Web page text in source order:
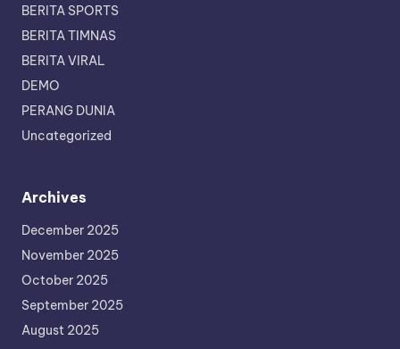
BERITA SPORTS
BERITA TIMNAS
BERITA VIRAL
DEMO
PERANG DUNIA
Uncategorized
Archives
December 2025
November 2025
October 2025
September 2025
August 2025